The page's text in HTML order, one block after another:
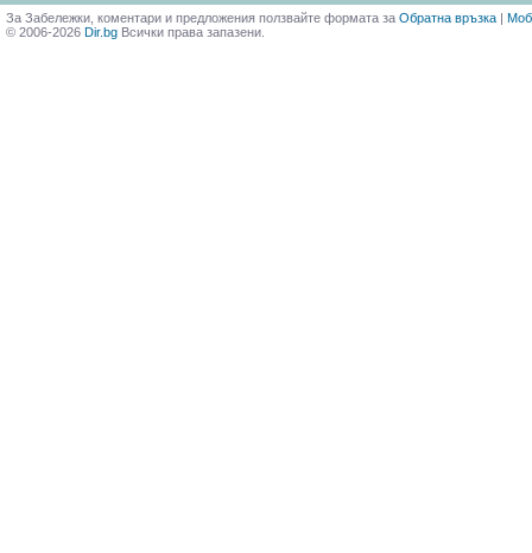
За Забележки, коментари и предложения ползвайте формата за Обратна връзка |
© 2006-2026 Dir.bg Всички права запазени.